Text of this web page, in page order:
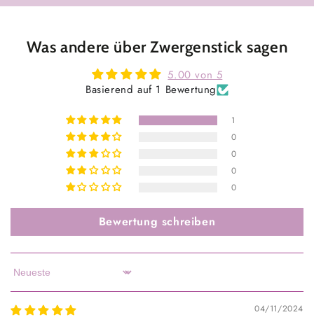
Was andere über Zwergenstick sagen
5.00 von 5
Basierend auf 1 Bewertung
1
0
0
0
0
Bewertung schreiben
Sort by
04/11/2024